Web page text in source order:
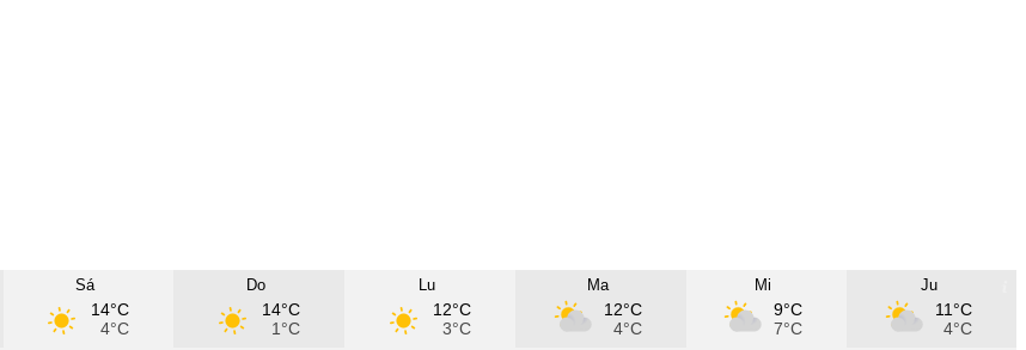
Sá
14°C
4°C
Do
14°C
1°C
Lu
12°C
3°C
Ma
12°C
4°C
Mi
9°C
7°C
Ju
11°C
4°C